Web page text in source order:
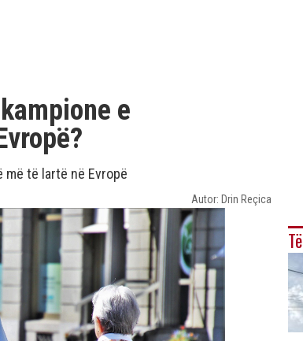
e
të lartë në Evropë
Autor: Drin Reçica